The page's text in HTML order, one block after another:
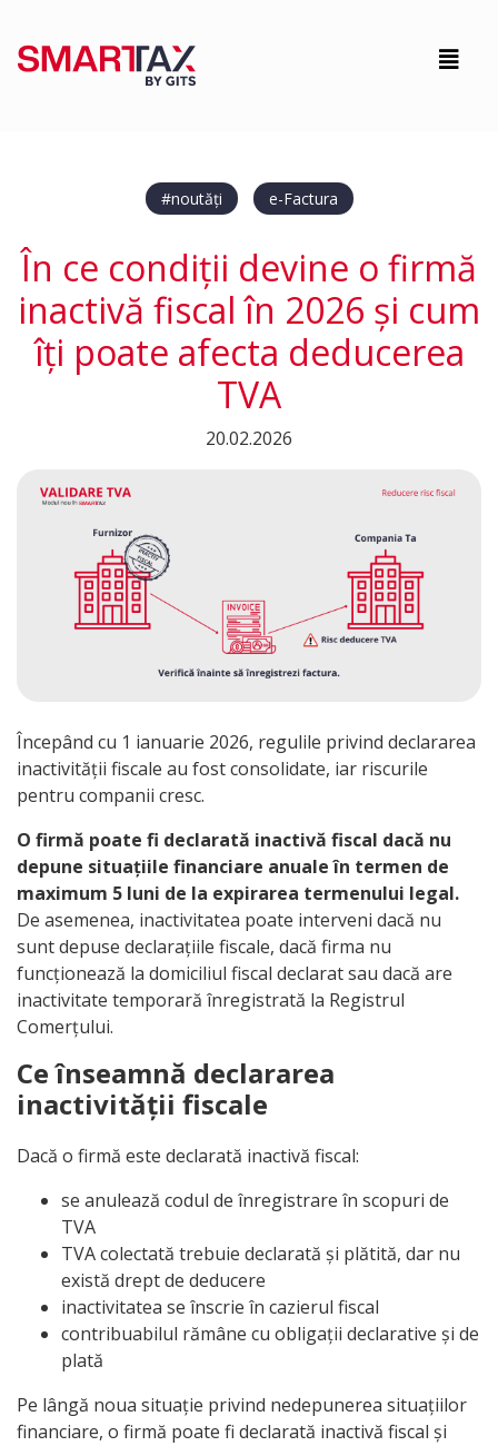
#noutăți e-Factura
În ce condiții devine o firmă
inactivă fiscal în 2026 și cum
îți poate afecta deducerea
TVA
20.02.2026
Începând cu 1 ianuarie 2026, regulile privind declararea
inactivității fiscale au fost consolidate, iar riscurile
pentru companii cresc.
O firmă poate fi declarată inactivă fiscal dacă nu
depune situațiile financiare anuale în termen de
maximum 5 luni de la expirarea termenului legal.
De asemenea, inactivitatea poate interveni dacă nu
sunt depuse declarațiile fiscale, dacă firma nu
funcționează la domiciliul fiscal declarat sau dacă are
inactivitate temporară înregistrată la Registrul
Comerțului.
Ce înseamnă declararea
inactivității fiscale
Dacă o firmă este declarată inactivă fiscal:
se anulează codul de înregistrare în scopuri de
TVA
TVA colectată trebuie declarată și plătită, dar nu
există drept de deducere
inactivitatea se înscrie în cazierul fiscal
contribuabilul rămâne cu obligații declarative și de
plată
Pe lângă noua situație privind nedepunerea situațiilor
financiare, o firmă poate fi declarată inactivă fiscal și